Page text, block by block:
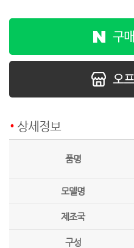
상세정보
품명
모델명
제조국
구성